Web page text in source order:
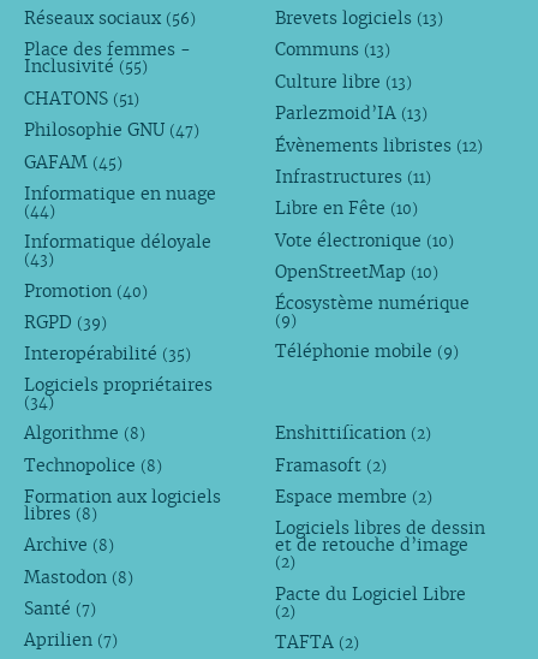
Réseaux sociaux (56)
Place des femmes -
Inclusivité (55)
CHATONS (51)
Philosophie GNU (47)
GAFAM (45)
Informatique en nuage
(44)
Informatique déloyale
(43)
Promotion (40)
RGPD (39)
Interopérabilité (35)
Logiciels propriétaires
(34)
Brevets logiciels (13)
Communs (13)
Culture libre (13)
Parlezmoid’IA (13)
Évènements libristes (12)
Infrastructures (11)
Libre en Fête (10)
Vote électronique (10)
OpenStreetMap (10)
Écosystème numérique
(9)
Téléphonie mobile (9)
Algorithme (8)
Technopolice (8)
Formation aux logiciels
libres (8)
Archive (8)
Mastodon (8)
Santé (7)
Aprilien (7)
Enshittification (2)
Framasoft (2)
Espace membre (2)
Logiciels libres de dessin
et de retouche d’image
(2)
Pacte du Logiciel Libre
(2)
TAFTA (2)